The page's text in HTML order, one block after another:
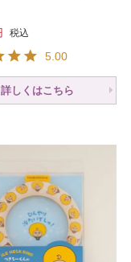
税込
5.00
詳しくはこちら